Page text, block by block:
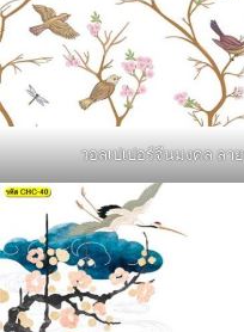
วอลเปเปอร์จีนมงคล ล